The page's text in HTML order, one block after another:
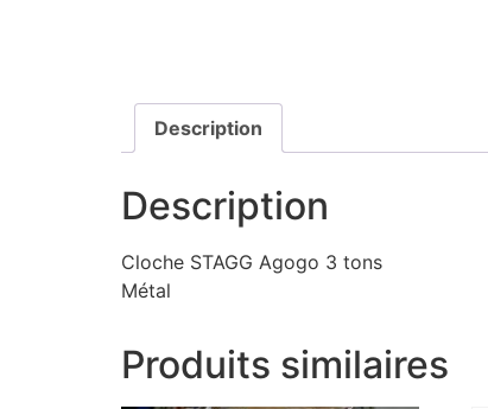
Description
Description
Cloche STAGG Agogo 3 tons
Métal
Produits similaires